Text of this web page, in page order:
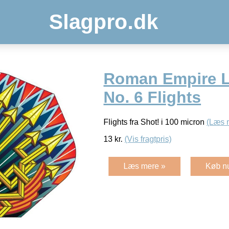
Slagpro.dk
Roman Empire
No. 6 Flights
Flights fra Shot! i 100 micron (Læs
13 kr. (Vis fragtpris)
Læs mere » Køb